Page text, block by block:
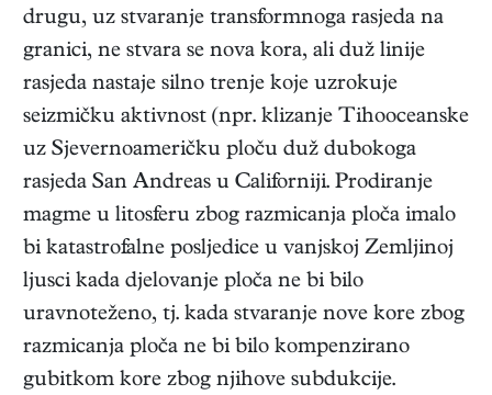
drugu, uz stvaranje transformnoga rasjeda na
granici, ne stvara se nova kora, ali duž linije
rasjeda nastaje silno trenje koje uzrokuje
seizmičku aktivnost (npr. klizanje Tihooceanske
uz Sjevernoameričku ploču duž dubokoga
rasjeda San Andreas u Californiji. Prodiranje
magme u litosferu zbog razmicanja ploča imalo
bi katastrofalne posljedice u vanjskoj Zemljinoj
ljusci kada djelovanje ploča ne bi bilo
uravnoteženo, tj. kada stvaranje nove kore zbog
razmicanja ploča ne bi bilo kompenzirano
gubitkom kore zbog njihove subdukcije.